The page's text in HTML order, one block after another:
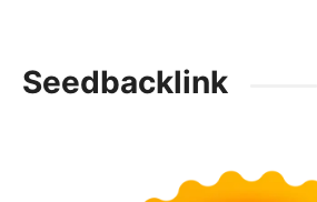
Seedbacklink